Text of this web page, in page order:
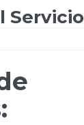
Servicio